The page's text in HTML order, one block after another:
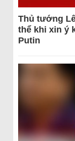
Thủ tướng
thể khi xin ý
Putin